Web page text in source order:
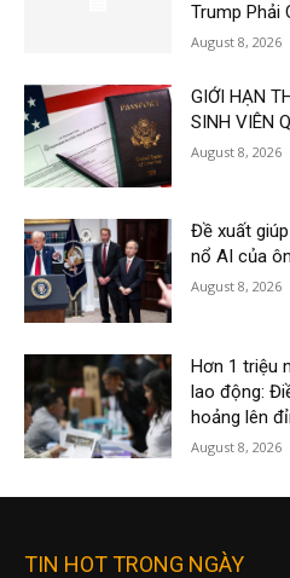
Trump Phải
August 8, 2026
GIỚI HẠN
SINH VIÊN
August 8, 2026
Đề xuất
nổ AI của
August 8, 2026
Hơn 1 triệu
lao động:
hoảng lên
August 8, 2026
TIN HOT TRONG NGÀY